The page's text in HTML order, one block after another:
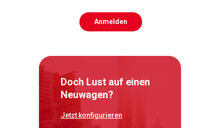
Anmelden
Doch Lust auf einen
Neuwagen?
Jetzt konfigurieren